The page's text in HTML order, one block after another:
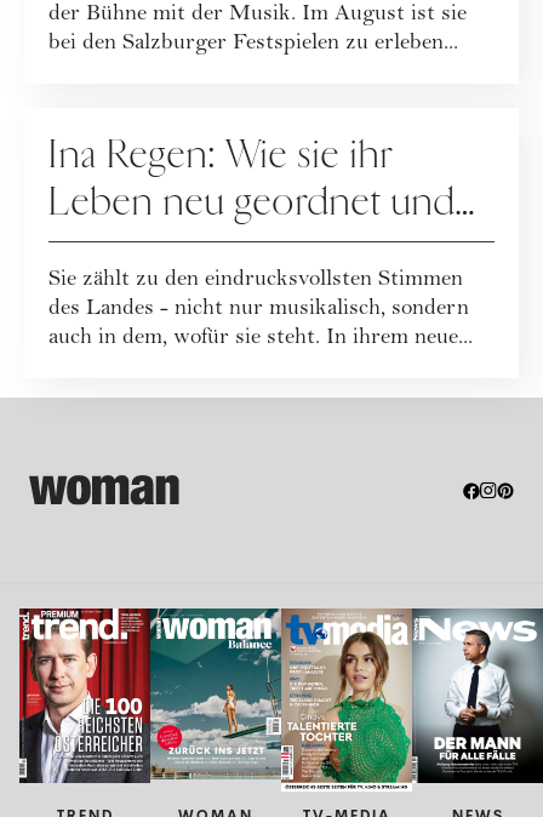
der Bühne mit der Musik. Im August ist sie
bei den Salzburger Festspielen zu erleben...
Ina Regen: Wie sie ihr
Leben neu geordnet und
zu sich selbst gefunden hat
Sie zählt zu den eindrucksvollsten Stimmen
des Landes - nicht nur musikalisch, sondern
auch in dem, wofür sie steht. In ihrem neue...